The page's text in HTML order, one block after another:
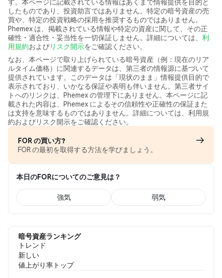
したものであり、投資助言ではありません。特定の暗号資産の売
買や、特定の投資戦略の採用を推奨するものではありません。
Phemex は、掲載されている情報や特定の資産に関して、その正
確性・適合性・妥当性を一切保証しません。詳細については、 利
用規約およびリスク開示をご確認ください。
なお、本ページで取り上げられている暗号資産（例：現在のリア
ルタイム価格）に関連するデータは、第三者の情報源に基づいて
提供されています。このデータは「現状のまま」情報提供目的で
表示されており、いかなる保証や表明も伴いません。第三者サイ
トへのリンクは、Phemex の管理下にありません。本ページに記
載された内容は、Phemex によるその信頼性や正確性の保証また
は支持を意味するものではありません。詳細については、利用規
約およびリスク開示をご確認ください。
FOR の買い方?
FOR の最初を取得する方法を学びましょう。
本日のFORについてのご意見は？
強気 弱気
暗号資産ランキング
トレンド
新しい
値上がり率トップ